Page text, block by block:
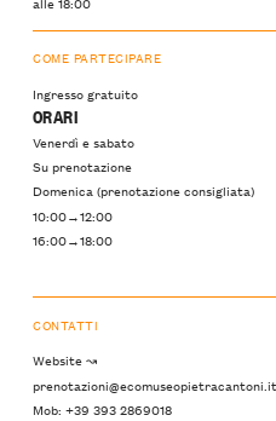
COME PARTECIPARE
Ingresso gratuito
ORARI
Venerdì e sabato
Su prenotazione
Domenica (prenotazione consigliata)
10:00→12:00
16:00→18:00
CONTATTI
Website ↝
prenotazioni@ecomuseopietracantoni.it
Mob: +39 393 2869018